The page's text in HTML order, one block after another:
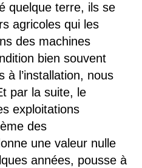
quelque terre, ils se
agricoles qui les
des machines
bien souvent
à l’installation, nous
par la suite, le
exploitations
des
une valeur nulle
années, pousse à